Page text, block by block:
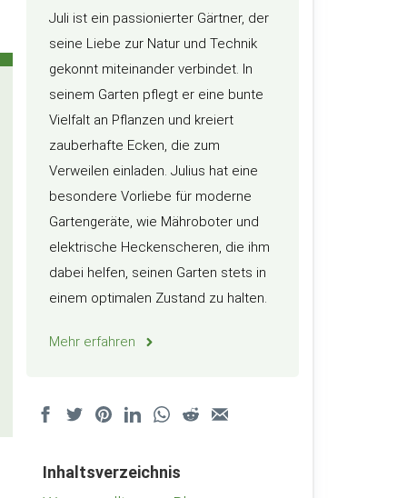
Juli ist ein passionierter Gärtner, der
seine Liebe zur Natur und Technik
gekonnt miteinander verbindet. In
seinem Garten pflegt er eine bunte
Vielfalt an Pflanzen und kreiert
zauberhafte Ecken, die zum
Verweilen einladen. Julius hat eine
besondere Vorliebe für moderne
Gartengeräte, wie Mähroboter und
elektrische Heckenscheren, die ihm
dabei helfen, seinen Garten stets in
einem optimalen Zustand zu halten.
Mehr erfahren
Inhaltsverzeichnis